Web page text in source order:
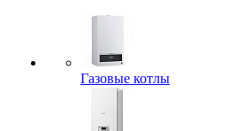
Газовые котлы